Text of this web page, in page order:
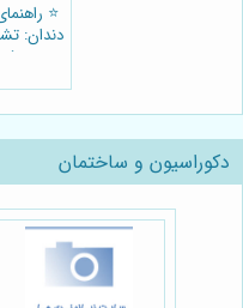
⭐️
دندان:
+
دکوراسیون و ساختمان